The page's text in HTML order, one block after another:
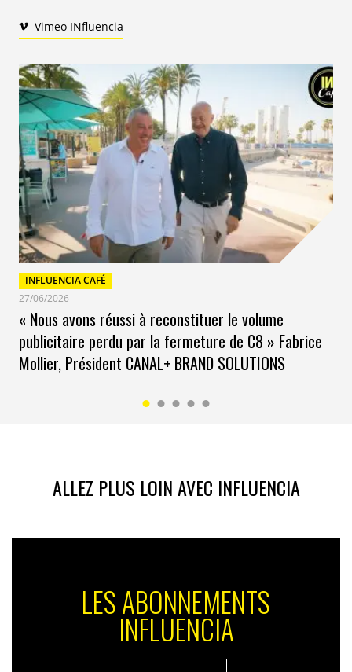
Vimeo INfluencia
INFLUENCIA CAFÉ
27/06/2026
« Nous avons réussi à reconstituer le volume
publicitaire perdu par la fermeture de C8 » Fabrice
Mollier, Président CANAL+ BRAND SOLUTIONS
ALLEZ PLUS LOIN AVEC INFLUENCIA
LES ABONNEMENTS
INFLUENCIA